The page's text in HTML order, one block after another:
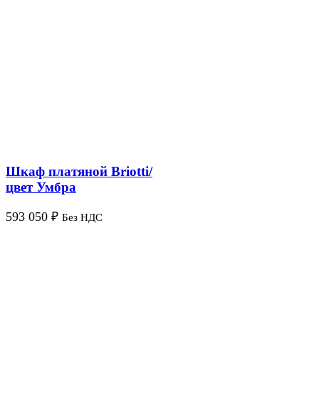
Шкаф платяной Briotti/
цвет Умбра
593 050 ₽ Без НДС